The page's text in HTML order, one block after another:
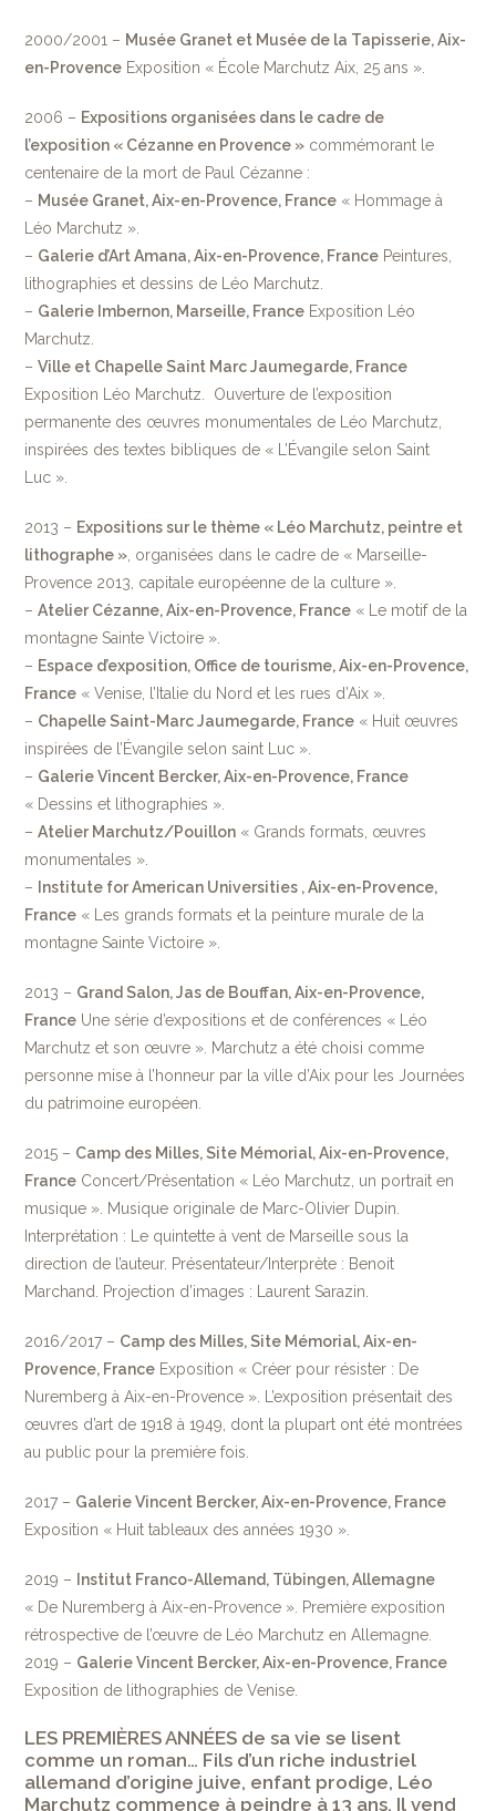
2000/2001 – Musée Granet et Musée de la Tapisserie, Aix-
en-Provence Exposition « École Marchutz Aix, 25 ans ».
2006 – Expositions organisées dans le cadre de
l’exposition « Cézanne en Provence » commémorant le
centenaire de la mort de Paul Cézanne :
– Musée Granet, Aix-en-Provence, France « Hommage à
Léo Marchutz ».
– Galerie d’Art Amana, Aix-en-Provence, France Peintures,
lithographies et dessins de Léo Marchutz.
– Galerie Imbernon, Marseille, France Exposition Léo
Marchutz.
–Ville et Chapelle Saint Marc Jaumegarde, France
Exposition Léo Marchutz. Ouverture de l’exposition
permanente des œuvres monumentales de Léo Marchutz,
inspirées des textes bibliques de « L’Évangile selon Saint
Luc ».
2013 – Expositions sur le thème « Léo Marchutz, peintre et
lithographe » , organisées dans le cadre de « Marseille-
Provence 2013, capitale européenne de la culture ».
–Atelier Cézanne, Aix-en-Provence, France « Le motif de la
montagne Sainte Victoire ».
– Espace d’exposition, Office de tourisme, Aix-en-Provence,
France « Venise, l’Italie du Nord et les rues d’Aix ».
– Chapelle Saint-Marc Jaumegarde, France « Huit œuvres
inspirées de l’Évangile selon saint Luc ».
– Galerie Vincent Bercker, Aix-en-Provence, France
« Dessins et lithographies ».
–Atelier Marchutz/Pouillon « Grands formats, œuvres
monumentales ».
–
Institute for American Universities , Aix-en-Provence,
France « Les grands formats et la peinture murale de la
montagne Sainte Victoire ».
2013 – Grand Salon, Jas de Bouffan, Aix-en-Provence,
France Une série d’expositions et de conférences « Léo
Marchutz et son œuvre ». Marchutz a été choisi comme
personne mise à l’honneur par la ville d’Aix pour les Journées
du patrimoine européen.
2015 – Camp des Milles, Site Mémorial, Aix-en-Provence,
France Concert/Présentation « Léo Marchutz, un portrait en
musique ». Musique originale de Marc-Olivier Dupin.
Interprétation : Le quintette à vent de Marseille sous la
direction de l’auteur. Présentateur/Interprète : Benoit
Marchand. Projection d’images : Laurent Sarazin.
2016/2017 – Camp des Milles, Site Mémorial, Aix-en-
Provence, France Exposition « Créer pour résister : De
Nuremberg à Aix-en-Provence ». L’exposition présentait des
œuvres d’art de 1918 à 1949, dont la plupart ont été montrées
au public pour la première fois.
2017 – Galerie Vincent Bercker, Aix-en-Provence, France
Exposition « Huit tableaux des années 1930 ».
2019 –
Institut Franco-Allemand, Tübingen, Allemagne
« De Nuremberg à Aix-en-Provence ». Première exposition
rétrospective de l’œuvre de Léo Marchutz en Allemagne.
2019 – Galerie Vincent Bercker, Aix-en-Provence, France
Exposition de lithographies de Venise.
LES PREMIÈRES ANNÉES de sa vie se lisent
comme un roman… Fils d’un riche industriel
allemand d’origine juive, enfant prodige, Léo
Marchutz commence à peindre à 13 ans. Il vend